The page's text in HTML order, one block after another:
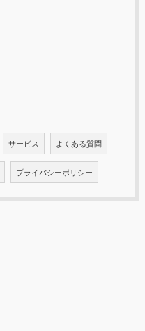
サービス よくある質問
プライバシーポリシー